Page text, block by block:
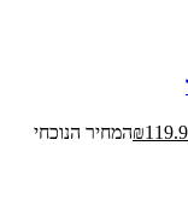
₪המחיר הנוכחי